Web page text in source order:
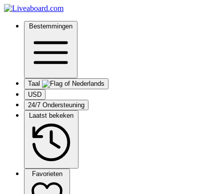
Bestemmingen
Taal
USD
24/7 Ondersteuning
Laatst bekeken
Favorieten